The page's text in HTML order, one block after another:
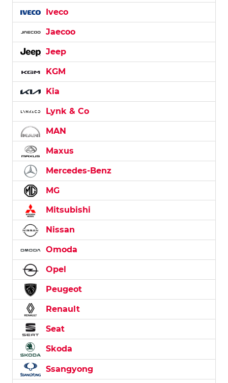
Iveco
Jaecoo
Jeep
KGM
Kia
Lynk & Co
MAN
Maxus
Mercedes-Benz
MG
Mitsubishi
Nissan
Omoda
Opel
Peugeot
Renault
Seat
Skoda
Ssangyong